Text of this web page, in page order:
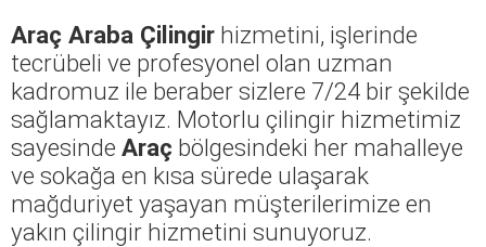
Araç Araba Çilingir hizmetini, işlerinde
tecrübeli ve profesyonel olan uzman
kadromuz ile beraber sizlere 7/24 bir şekilde
sağlamaktayız. Motorlu çilingir hizmetimiz
sayesinde Araç bölgesindeki her mahalleye
ve sokağa en kısa sürede ulaşarak
mağduriyet yaşayan müşterilerimize en
yakın çilingir hizmetini sunuyoruz.